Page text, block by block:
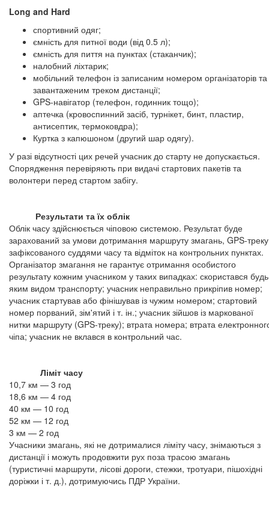
Long and Hard
спортивний одяг;
ємність для питної води (від 0.5 л);
ємність для пиття на пунктах (стаканчик);
налобний ліхтарик;
мобільний телефон із записаним номером організаторів та
завантаженим треком дистанції;
GPS-навігатор (телефон, годинник тощо);
аптечка (кровоспинний засіб, турнікет, бинт, пластир,
антисептик, термоковдра);
Куртка з капюшоном (другий шар одягу).
У разі відсутності цих речей учасник до старту не допускається.
Спорядження перевіряють при видачі стартових пакетів та
волонтери перед стартом забігу.
Результати та їх облік
Облік часу здійснюється чіповою системою. Результат буде
зарахований за умови дотримання маршруту змагань, GPS-
зафіксованого суддями часу та відміток на контрольних пунктах.
Організатор змагання не гарантує отримання особистого
результату кожним учасником у таких випадках: скористався
яким видом транспорту; учасник неправильно прикріпив номер;
учасник стартував або фінішував із чужим номером; стартовий
номер порваний, зім'ятий і т. ін.; учасник зійшов із маркованої
нитки маршруту (GPS-треку); втрата номера; втрата
чіпа; учасник не вклався в контрольний час.
Ліміт часу
10,7 км — 3 год
18,6 км — 4 год
40 км — 10 год
52 км — 12 год
3 км — 2 год
Учасники змагань, які не дотрималися ліміту часу, знімаються з
дистанції і можуть продовжити рух поза трасою змагань
(туристичні маршрути, лісові дороги, стежки, тротуари, пішохідні
доріжки і т. д.), дотримуючись ПДР України.